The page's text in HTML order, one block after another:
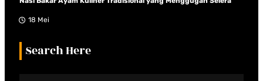
18 Mei
Search Here